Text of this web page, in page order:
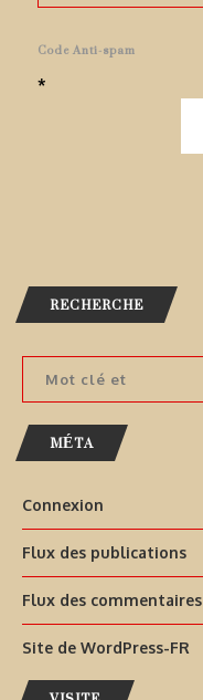
Code Anti-spam
*
RECHERCHE
MÉTA
Connexion
Flux des publications
Flux des commentaires
Site de WordPress-FR